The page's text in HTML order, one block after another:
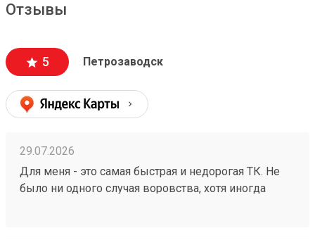
Отзывы
5 Петрозаводск
29.07.2026
Для меня - это самая быстрая и недорогая ТК. Не
было ни одного случая воровства, хотя иногда